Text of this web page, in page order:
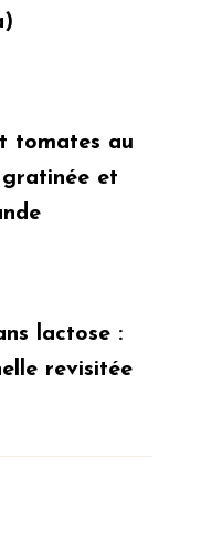
tomates au
et
lactose :
revisitée